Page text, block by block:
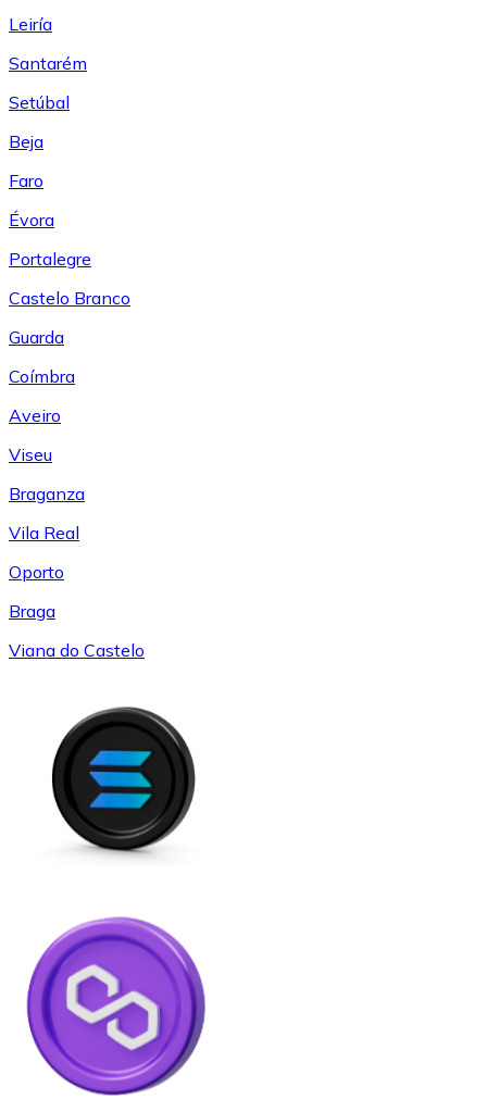
Leiría
Santarém
Setúbal
Beja
Faro
Évora
Portalegre
Castelo Branco
Guarda
Coímbra
Aveiro
Viseu
Braganza
Vila Real
Oporto
Braga
Viana do Castelo